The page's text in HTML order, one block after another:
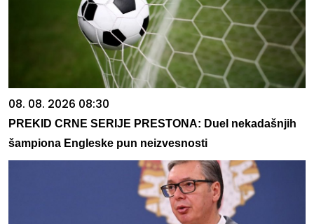
08. 08. 2026 08:30
PREKID CRNE SERIJE PRESTONA: Duel nekadašnjih
šampiona Engleske pun neizvesnosti